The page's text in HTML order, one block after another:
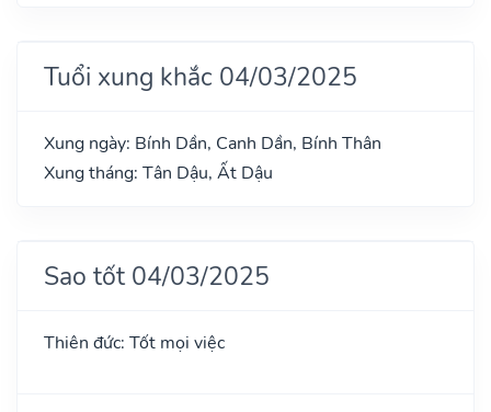
Tuổi xung khắc 04/03/2025
Xung ngày: Bính Dần, Canh Dần, Bính Thân
Xung tháng: Tân Dậu, Ất Dậu
Sao tốt 04/03/2025
Thiên đức: Tốt mọi việc